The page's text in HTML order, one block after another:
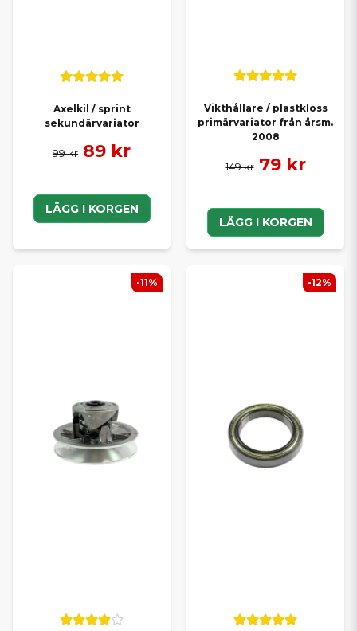
Axelkil / sprint
sekundärvariator
99 kr 89 kr
LÄGG I KORGEN
Vikthållare / plastkloss
primärvariator från årsm.
2008
149 kr 79 kr
LÄGG I KORGEN
-11% -12%